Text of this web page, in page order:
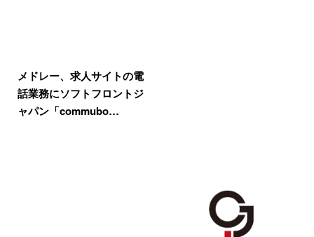
メドレー、求人サイトの電
話業務にソフトフロントジ
ャパン「commubo…